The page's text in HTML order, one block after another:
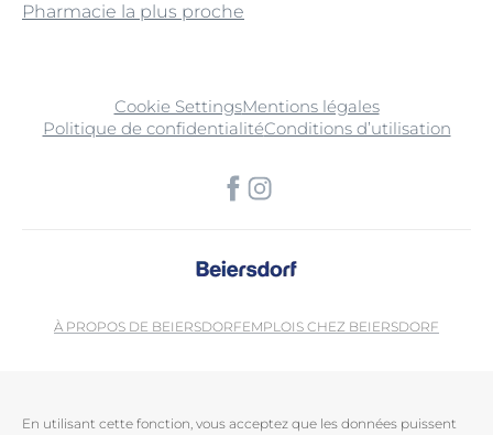
Pharmacie la plus proche
Cookie SettingsMentions légales
Politique de confidentialitéConditions d’utilisation
À PROPOS DE BEIERSDORFEMPLOIS CHEZ BEIERSDORF
En utilisant cette fonction, vous acceptez que les données puissent